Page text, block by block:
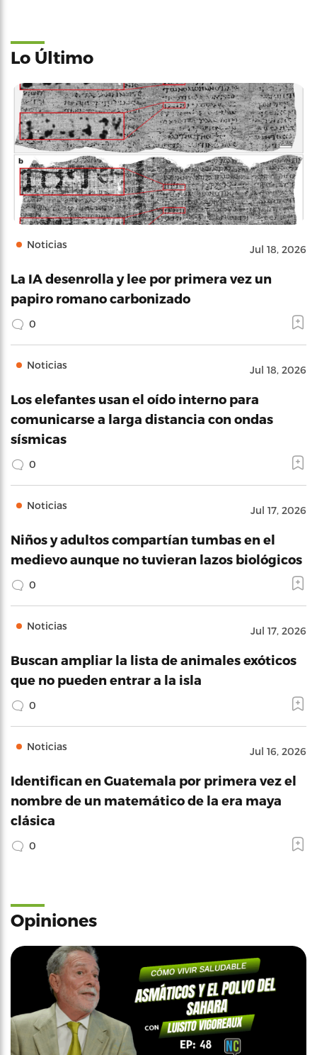
Lo Último
Noticias Jul 18, 2026
La IA desenrolla y lee por primera vez un
papiro romano carbonizado
0
Noticias Jul 18, 2026
Los elefantes usan el oído interno para
comunicarse a larga distancia con ondas
sísmicas
0
Noticias Jul 17, 2026
Niños y adultos compartían tumbas en el
medievo aunque no tuvieran lazos biológicos
0
Noticias Jul 17, 2026
Buscan ampliar la lista de animales exóticos
que no pueden entrar a la isla
0
Noticias Jul 16, 2026
Identifican en Guatemala por primera vez el
nombre de un matemático de la era maya
clásica
0
Opiniones